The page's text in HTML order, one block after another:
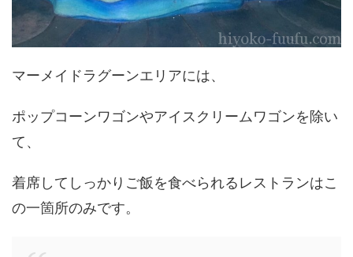
マーメイドラグーンエリアには、
ポップコーンワゴンやアイスクリームワゴンを除い
て、
着席してしっかりご飯を食べられるレストランはこ
の一箇所のみです。